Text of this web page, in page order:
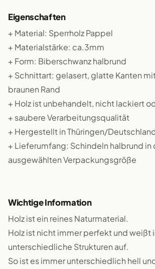
Eigenschaften
+ Material: Sperrholz Pappel
+ Materialstärke: ca.3mm
+ Form: Biberschwanz halbrund
+ Schnittart: gelasert, glatte Kanten
braunen Rand
+ Holz ist unbehandelt, nicht lackiert
+ saubere Verarbeitungsqualität
+ Hergestellt in Thüringen/
+ Lieferumfang: Schindeln halbrund in
ausgewählten Verpackungsgröße
Wichtige Information
Holz ist ein reines Naturmaterial.
Holz ist nicht immer perfekt und weißt
unterschiedliche Strukturen auf.
So ist es immer unterschiedlich hell